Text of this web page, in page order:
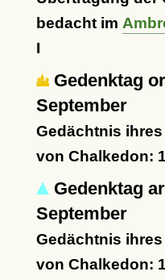
bedacht im
I
Gedenktag
September
Gedächtnis
von Chalkedon:
Gedenktag
September
Gedächtnis
von Chalkedon: